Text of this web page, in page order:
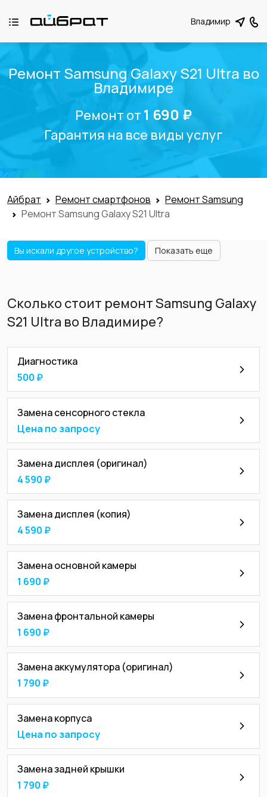
Владимир
Ремонт Samsung Galaxy S21 Ultra во
Владимире
Ремонт от 1 690 ₽
Гарантия на все виды услуг
Айбрат Ремонт смартфонов
Ремонт Samsung
Ремонт Samsung Galaxy S21 Ultra
Вы искали другое устройство? Показать еще
Сколько стоит ремонт Samsung Galaxy
S21 Ultra во Владимире?
Диагностика
500 ₽
Замена сенсорного стекла
Цена по запросу
Замена дисплея (оригинал)
4 590 ₽
Замена дисплея (копия)
4 590 ₽
Замена основной камеры
1 690 ₽
Замена фронтальной камеры
1 690 ₽
Замена аккумулятора (оригинал)
1 790 ₽
Замена корпуса
Цена по запросу
Замена задней крышки
1 790 ₽